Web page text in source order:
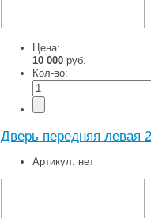
Цена:
10 000 руб.
Кол-во:
Дверь передняя левая
Артикул: нет